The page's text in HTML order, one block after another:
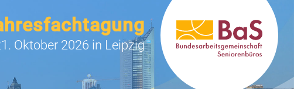
Oktober 2026 in Leipzig